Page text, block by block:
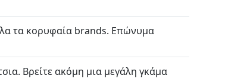
τα κορυφαία brands. Επώνυμα
Βρείτε ακόμη μια μεγάλη γκάμα